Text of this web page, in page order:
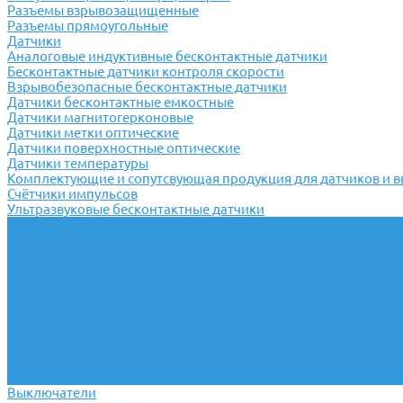
Разъемы взрывозащищенные
Разъемы прямоугольные
Датчики
Аналоговые индуктивные бесконтактные датчики
Бесконтактные датчики контроля скорости
Взрывобезопасные бесконтактные датчики
Датчики бесконтактные емкостные
Датчики магнитогерконовые
Датчики метки оптические
Датчики поверхностные оптические
Датчики температуры
Комплектующие и сопутсвующая продукция для датчиков и
Счётчики импульсов
Ультразвуковые бесконтактные датчики
Выключатели